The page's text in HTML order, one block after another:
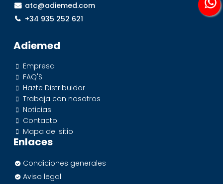
atc@adiemed.com
+34 935 252 621
Adiemed
Empresa
FAQ'S
Hazte Distribuidor
Trabaja con nosotros
Noticias
Contacto
Mapa del sitio
Enlaces
Condiciones generales
Aviso legal